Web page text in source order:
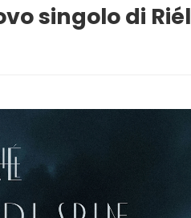
singolo di Riél